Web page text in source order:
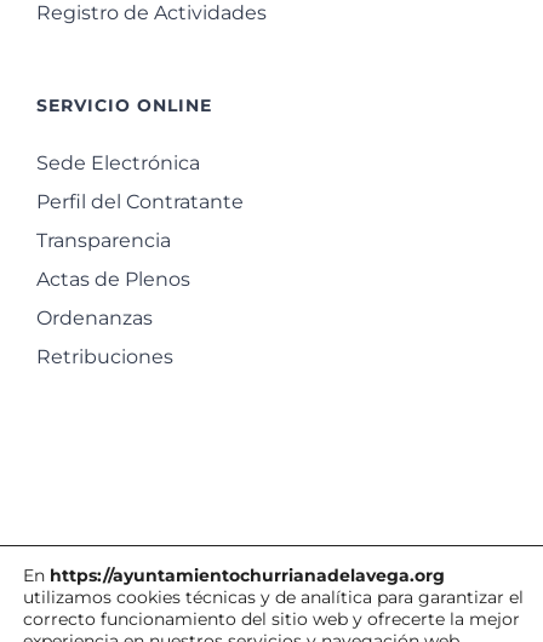
Registro de Actividades
SERVICIO ONLINE
Sede Electrónica
Perfil del Contratante
Transparencia
Actas de Plenos
Ordenanzas
Retribuciones
En https://ayuntamientochurrianadelavega.org
utilizamos cookies técnicas y de analítica para garantizar el
correcto funcionamiento del sitio web y ofrecerte la mejor